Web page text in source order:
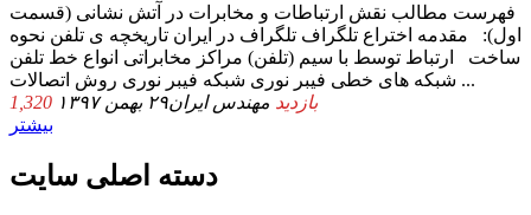
فهرست مطالب نقش ارتباطات و مخابرات در آتش نشانی (قسمت
اول): مقدمه اختراع تلگراف تلگراف در ایران تاریخچه ی تلفن نحوه
ساخت ارتباط توسط با سیم (تلفن) مراکز مخابراتی انواع خط تلفن
شبکه های خطی فیبر نوری شبکه فیبر نوری روش اتصالات ...
1,320 بازدید مهندس ایران۲۹ بهمن ۱۳۹۷
بیشتر
دسته اصلی سایت